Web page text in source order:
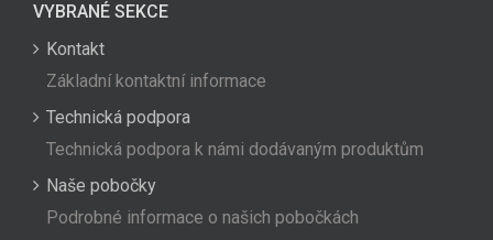
VYBRANÉ SEKCE
Kontakt
Základní kontaktní informace
Technická podpora
Technická podpora k námi dodávaným produktům
Naše pobočky
Podrobné informace o našich pobočkách